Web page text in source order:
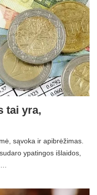
tai yra,
sąvoka ir apibrėžimas.
ypatingos išlaidos,